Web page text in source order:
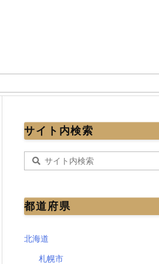
サイト内検索
都道府県
北海道
札幌市